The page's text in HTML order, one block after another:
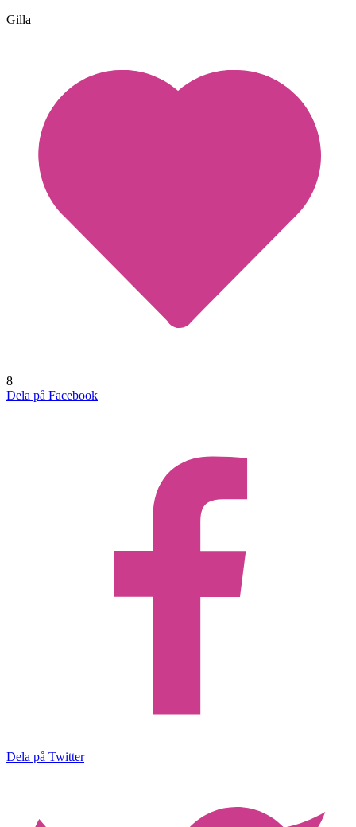
Gilla
8
Dela på Facebook
Dela på Twitter